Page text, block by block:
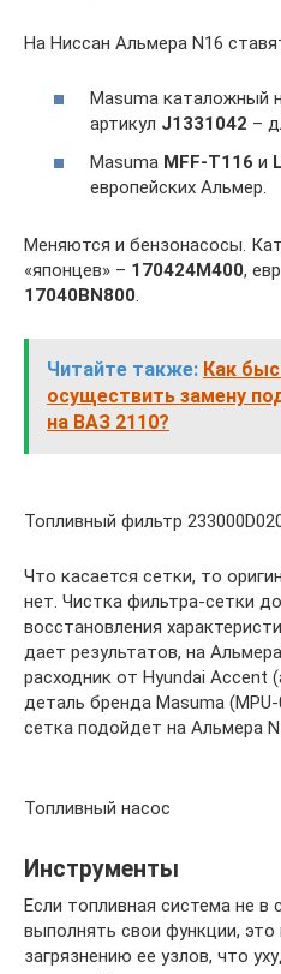
На Ниссан Альмера N16
Masuma каталожный
артикул J1331042 –
Masuma MFF-T116 и
европейских Альмер.
Меняются и бензонасосы.
«японцев» – 170424M400,
17040BN800
Читайте также: Как
осуществить замену
на ВАЗ 2110?
Топливный фильтр
Что касается сетки, то
нет. Чистка фильтра-сетки
восстановления
дает результатов, на
расходник от Hyundai Accent
деталь бренда Masuma
сетка подойдет на Альмера
Топливный насос
Инструменты
Если топливная система не в
выполнять свои функции,
загрязнению ее узлов, что